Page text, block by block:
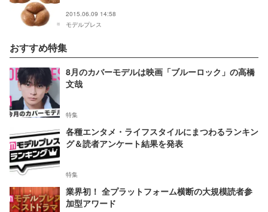
2015.06.09 14:58
モデルプレス
おすすめ特集
8月のカバーモデルは映画「ブルーロック」の高橋
文哉
特集
各種エンタメ・ライフスタイルにまつわるランキン
グ＆読者アンケート結果を発表
特集
業界初！ 全プラットフォーム横断の大規模読者参
加型アワード